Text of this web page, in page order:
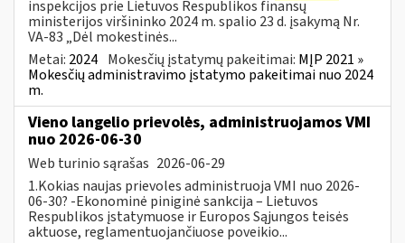
inspekcijos prie Lietuvos Respublikos finansų
ministerijos viršininko 2024 m. spalio 23 d. įsakymą Nr.
VA-83 „Dėl mokestinės...
Metai: 2024 Mokesčių įstatymų pakeitimai: MĮP 2021 »
Mokesčių administravimo įstatymo pakeitimai nuo 2024
m.
Vieno langelio prievolės, administruojamos VMI
nuo 2026-06-30
Web turinio sąrašas 2026-06-29
1.Kokias naujas prievoles administruoja VMI nuo 2026-
06-30? -Ekonominė piniginė sankcija – Lietuvos
Respublikos įstatymuose ir Europos Sąjungos teisės
aktuose, reglamentuojančiuose poveikio...